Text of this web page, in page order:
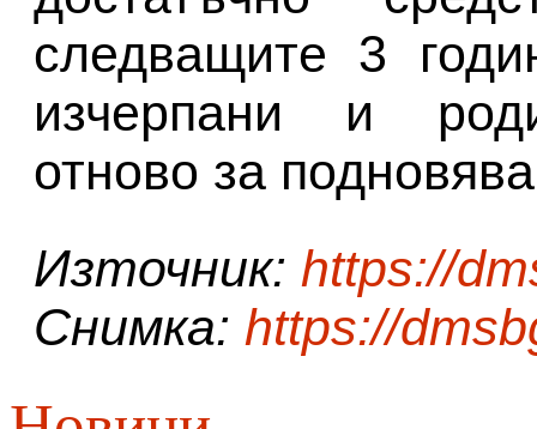
следващите 3
изчерпани и
отново за
Източник: https://
Снимка: https://